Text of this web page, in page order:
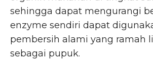
sehingga dapat mengurangi
enzyme sendiri dapat
pembersih alami yang ramah
sebagai pupuk.